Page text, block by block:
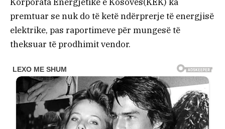
premtuar se nuk do të ketë ndërprerje të energjisë
elektrike, pas raportimeve për mungesë të
theksuar të prodhimit vendor.